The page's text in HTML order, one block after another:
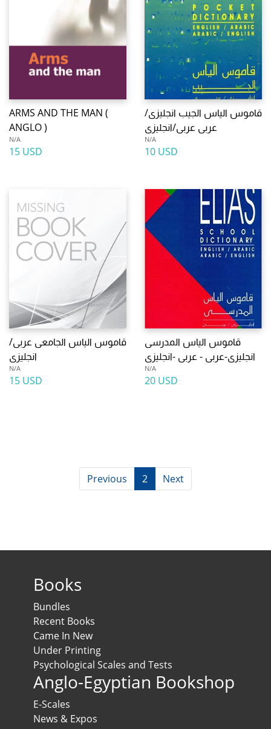
ARMS AND THE MAN (
ANGLO )
N/A
15 USD
قاموس الياس الجيب انجليزى/
عربى عربى/انجليزى
N/A
10 USD
قاموس الياس الجامعى عربى/
انجليزى
N/A
15 USD
قاموس الياس المدرسى
انجليزى-عربى - عربى -انجليزى
N/A
20 USD
Previous 2 Next
Books
Bundles
Recent Books
Came In New
Under Printing
Psychological Scales and Tests
Anglo-Egyptian Bookshop
E-Scales
News & Expos